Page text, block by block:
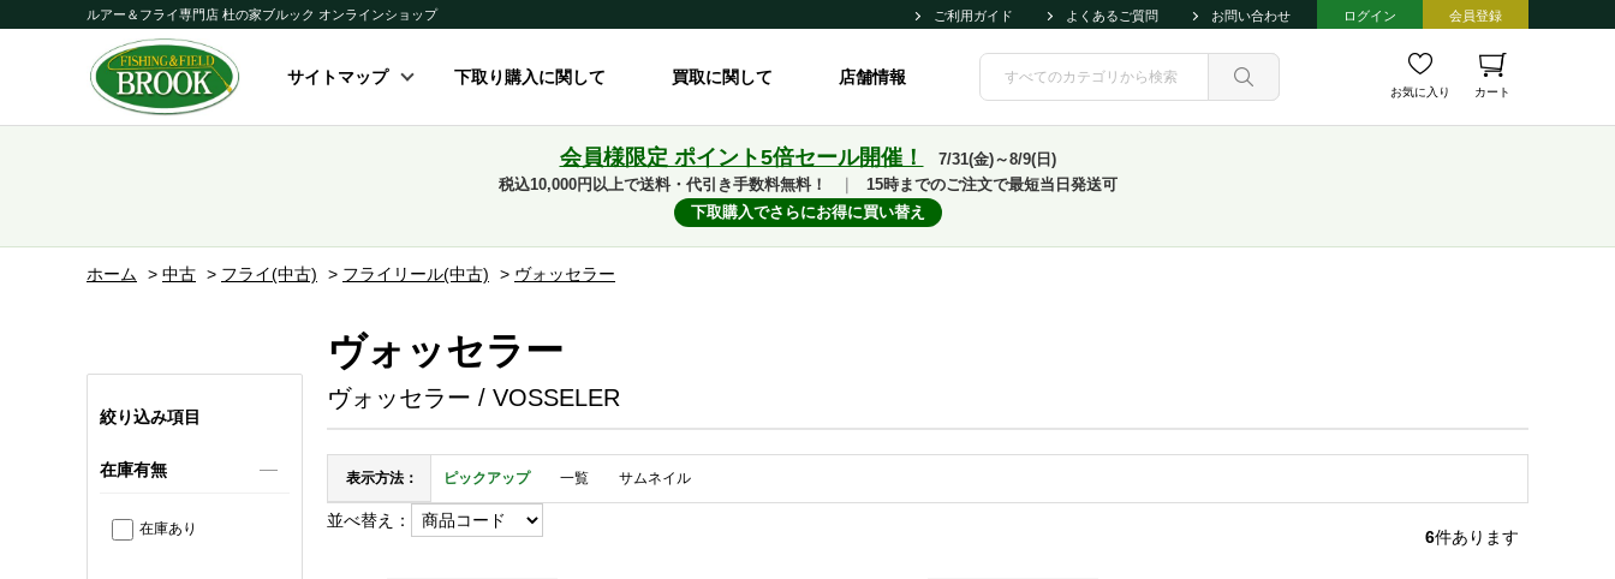
ルアー＆フライ専門店 杜の家ブルック オンラインショップ ご利用ガイド よくあるご質問 お問い合わせ ログイン 会員登録
サイトマップ 下取り購入に関して 買取に関して 店舗情報
お気に入り カート
会員様限定 ポイント5倍セール開催！
7/31(金)～8/9(日)
税込10,000円以上で送料・代引き手数料無料！
15時までのご注文で最短当日発送可
下取購入でさらにお得に買い替え
ホーム > 中古 > フライ(中古) > フライリール(中古) > ヴォッセラー
絞り込み項目
在庫有無
在庫あり
ヴォッセラー
ヴォッセラー / VOSSELER
表示方法： ピックアップ 一覧 サムネイル
並べ替え：
6件あります